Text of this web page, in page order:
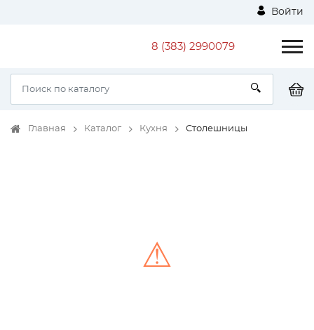
Войти
8 (383) 2990079
Главная Каталог Кухня Столешницы
⚠